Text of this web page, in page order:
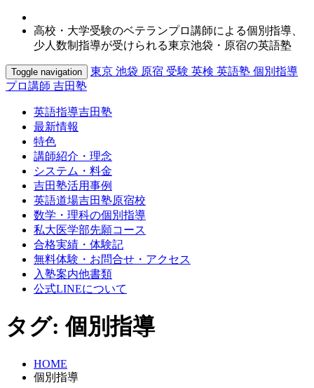
高校・大学受験のベテランプロ講師による個別指導、
少人数制指導が受けられる東京池袋・原宿の英語塾
Toggle navigation
東京 池袋 原宿 受験 英検 英語塾 個別指導
プロ講師 吉田塾
英語指導吉田塾
最新情報
特色
講師紹介・理念
システム・料金
吉田塾活用事例
英語道場吉田塾原宿校
数学・理科の個別指導
私大医学部先願コース
合格実績・体験記
無料体験・お問合せ・アクセス
入塾案内他書類
公式LINEについて
タグ:個別指導
HOME
個別指導